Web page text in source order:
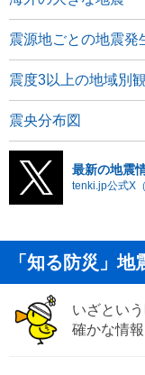
震源地ごとの地震発
震度3以上の地域別
震央分布図
最新の地震
tenki.jp公式X
「知る防災」地
いざとい
確かな情